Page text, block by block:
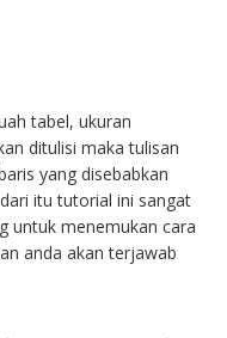
tabel, ukuran
ditulisi maka tulisan
yang disebabkan
itu tutorial ini sangat
untuk menemukan cara
anda akan terjawab